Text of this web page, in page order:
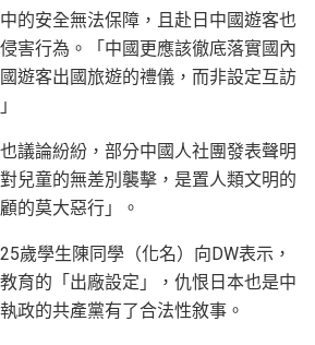
的安全無法保障，且赴日中國遊客也
害行為。「中國更應該徹底落實國內
遊客出國旅遊的禮儀，而非設定互訪
議論紛紛，部分中國人社團發表聲明
兒童的無差別襲擊，是置人類文明的
的莫大惡行」。
歲學生陳同學（化名）向DW表示，
育的「出廠設定」，仇恨日本也是中
政的共產黨有了合法性敘事。